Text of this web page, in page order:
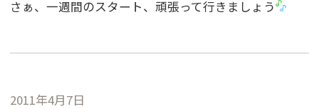
さぁ、一週間のスタート、頑張って行きましょう
2011年4月7日